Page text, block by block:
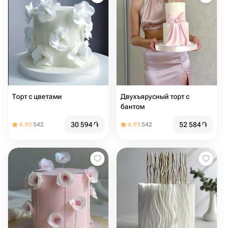
Торт с цветами
4.95542 30 594֏
Двухъярусный торт с
бантом
4.95542 52 584֏